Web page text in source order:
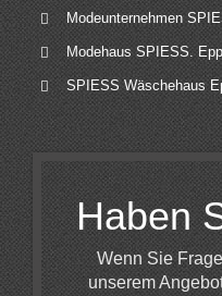
Modeunternehmen
Modehaus SPIESS.
SPIESS Wäschehaus
Haben
Wenn Sie
unserem